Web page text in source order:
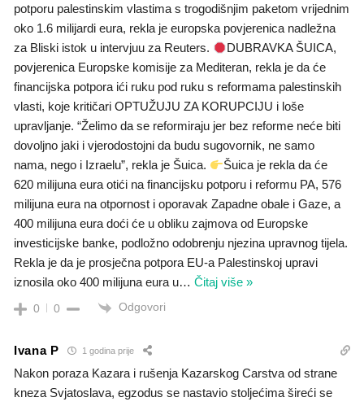
potporu palestinskim vlastima s trogodišnjim paketom vrijednim
oko 1.6 milijardi eura, rekla je europska povjerenica nadležna
za Bliski istok u intervjuu za Reuters.
DUBRAVKA ŠUICA,
povjerenica Europske komisije za Mediteran, rekla je da će
financijska potpora ići ruku pod ruku s reformama palestinskih
vlasti, koje kritičari OPTUŽUJU ZA KORUPCIJU i loše
upravljanje. “Želimo da se reformiraju jer bez reforme neće biti
dovoljno jaki i vjerodostojni da budu sugovornik, ne samo
nama, nego i Izraelu”, rekla je Šuica.
Šuica je rekla da će
620 milijuna eura otići na financijsku potporu i reformu PA, 576
milijuna eura na otpornost i oporavak Zapadne obale i Gaze, a
400 milijuna eura doći će u obliku zajmova od Europske
investicijske banke, podložno odobrenju njezina upravnog tijela.
Rekla je da je prosječna potpora EU-a Palestinskoj upravi
iznosila oko 400 milijuna eura u… Čitaj više »
0 0 Odgovori
Ivana P 1 godina prije
Nakon poraza Kazara i rušenja Kazarskog Carstva od strane
kneza Svjatoslava, egzodus se nastavio stoljećima šireći se